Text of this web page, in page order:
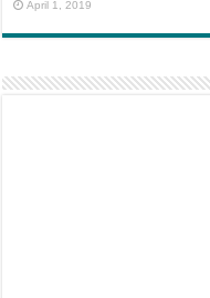
April 1, 2019